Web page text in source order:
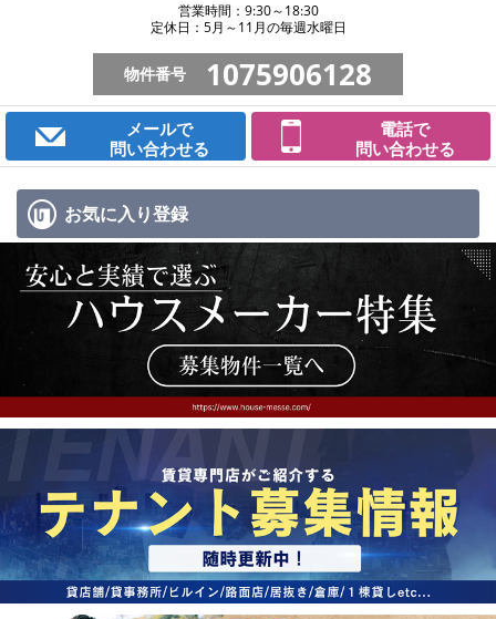
営業時間：9:30～18:30
定休日：5月～11月の毎週水曜日
物件番号 1075906128
メールで
問い合わせる
電話で
問い合わせる
お気に入り登録